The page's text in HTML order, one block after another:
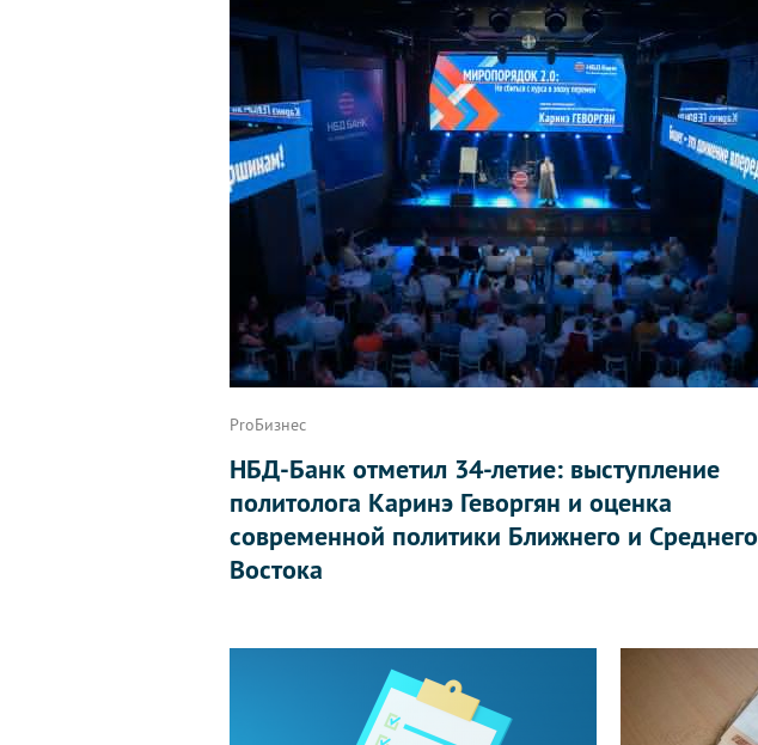
ProБизнес
НБД-Банк отметил 34-летие: выступление
политолога Каринэ Геворгян и оценка
современной политики Ближнего и Среднего
Востока